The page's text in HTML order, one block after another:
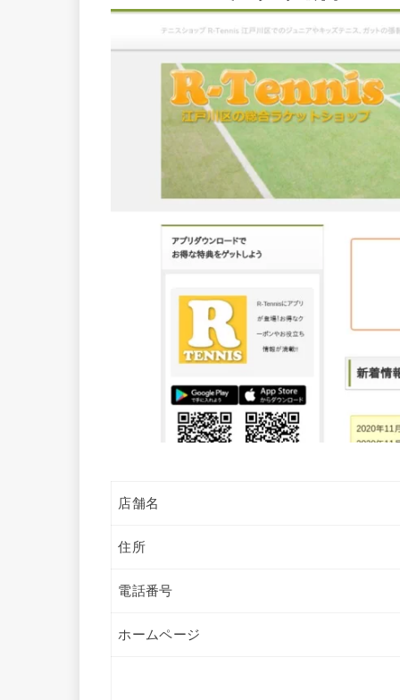
店舗名
住所
電話番号
ホームページ